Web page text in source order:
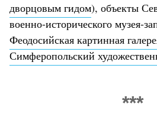
дворцовым гидом), объекты
военно-исторического музея-
Феодосийская картинная
Симферопольский